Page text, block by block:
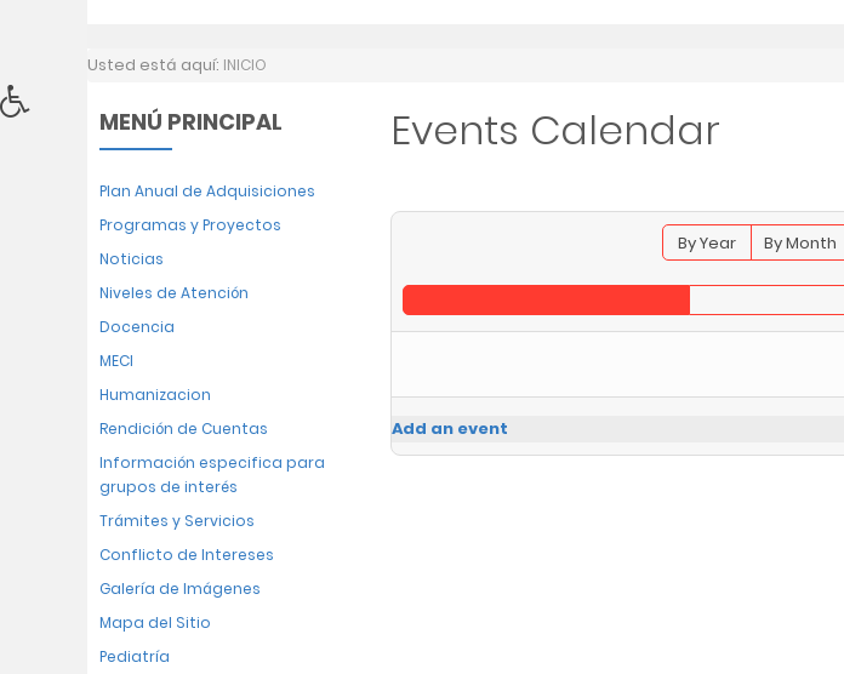
Usted está aquí: INICIO
MENÚ PRINCIPAL
Plan Anual de Adquisiciones
Programas y Proyectos
Noticias
Niveles de Atención
Docencia
MECI
Humanizacion
Rendición de Cuentas
Información especifica para
grupos de interés
Trámites y Servicios
Conflicto de Intereses
Galería de Imágenes
Mapa del Sitio
Pediatría
Events Calendar
By Year By Month
Add an event